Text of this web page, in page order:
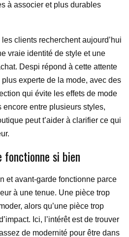
à associer et plus durables
clients recherchent aujourd’hui
vraie identité de style et une
Despi répond à cette attente
experte de la mode, avec des
qui évite les effets de mode
encore entre plusieurs styles,
peut t’aider à clarifier ce qui
fonctionne si bien
et avant-garde fonctionne parce
à une tenue. Une pièce trop
alors qu’une pièce trop
Ici, l’intérêt est de trouver
de modernité pour être dans